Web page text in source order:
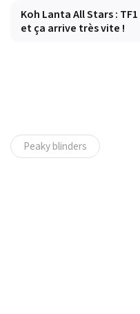
Koh Lanta All Stars :
et ça arrive très vite !
Peaky blinders